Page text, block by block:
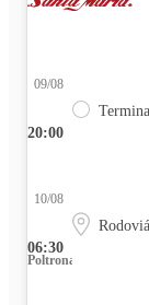
20:00
09/08
06:30
10/08
Poltrona